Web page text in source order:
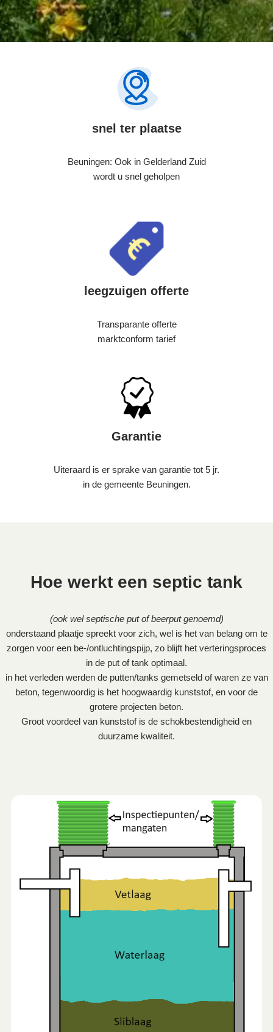
snel ter plaatse
Beuningen: Ook in Gelderland Zuid
wordt u snel geholpen
leegzuigen offerte
Transparante offerte
marktconform tarief
Garantie
Uiteraard is er sprake van garantie tot 5 jr.
in de gemeente Beuningen.
Hoe werkt een septic tank
(ook wel septische put of beerput genoemd)
onderstaand plaatje spreekt voor zich, wel is het van belang om te
zorgen voor een be-/ontluchtingspijp, zo blijft het verteringsproces
in de put of tank optimaal.
in het verleden werden de putten/tanks gemetseld of waren ze van
beton, tegenwoordig is het hoogwaardig kunststof, en voor de
grotere projecten beton.
Groot voordeel van kunststof is de schokbestendigheid en
duurzame kwaliteit.